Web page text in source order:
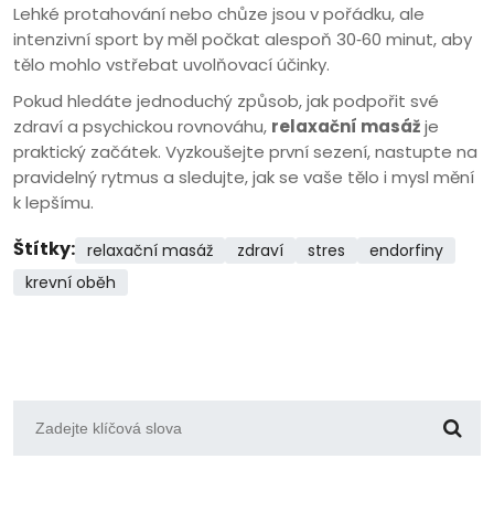
Lehké protahování nebo chůze jsou v pořádku, ale
intenzivní sport by měl počkat alespoň 30‑60 minut, aby
tělo mohlo vstřebat uvolňovací účinky.
Pokud hledáte jednoduchý způsob, jak podpořit své
zdraví a psychickou rovnováhu, relaxační masážje
praktický začátek. Vyzkoušejte první sezení, nastupte na
pravidelný rytmus a sledujte, jak se vaše tělo i mysl mění
k lepšímu.
Štítky: relaxační masáž zdraví stres
endorfiny
krevní oběh